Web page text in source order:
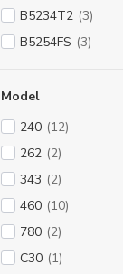
B5234T2 (3)
B5254FS (3)
Model
240 (12)
262 (2)
343 (2)
460 (10)
780 (2)
C30 (1)